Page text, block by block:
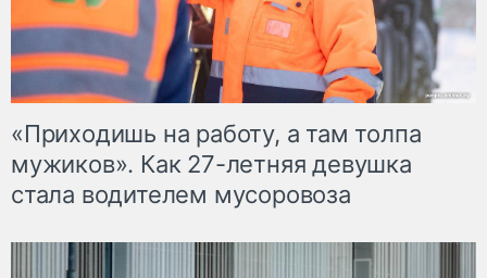
«Приходишь на работу, а там толпа
мужиков». Как 27-летняя девушка
стала водителем мусоровоза